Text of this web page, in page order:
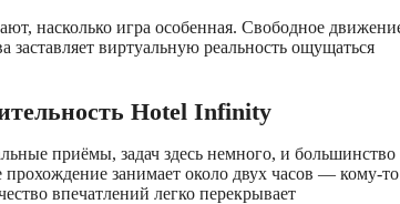
насколько игра особенная. Свободное
заставляет виртуальную реальность ощущаться
Hotel Infinity
приёмы, задач здесь немного, и большинство
занимает около двух часов — кому-то
впечатлений легко перекрывает